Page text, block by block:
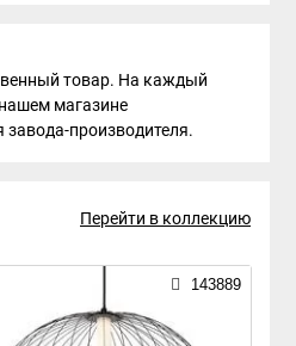
товар. На каждый
магазине
завода-производителя.
Перейти в коллекцию
143889